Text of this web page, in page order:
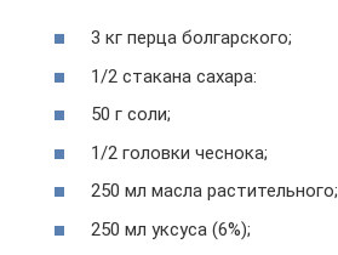
3 кг перца болгарского;
1/2 стакана сахара:
50 г соли;
1/2 головки чеснока;
250 мл масла растительного;
250 мл уксуса (6%);